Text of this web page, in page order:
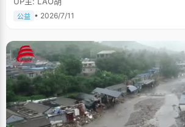
公益 • 2026/7/11